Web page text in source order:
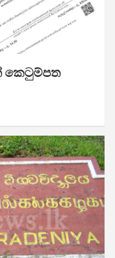
කෙටුම්පත